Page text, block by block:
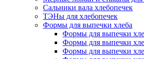
Сальники вала хлебопечек
ТЭНы для хлебопечек
Формы для выпечки хлеба
Формы для выпечки
Формы для выпечки
Формы для выпечки